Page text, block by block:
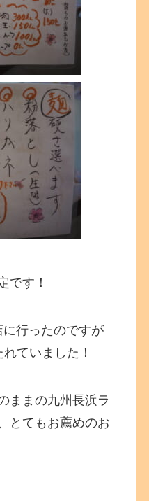
です！
行ったのですが
ていました！
ままの九州長浜ラ
とてもお薦めのお